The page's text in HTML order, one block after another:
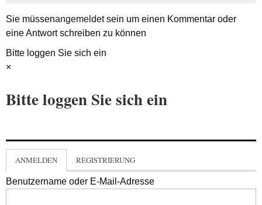
Sie müssenangemeldetsein um einen Kommentar oder
eine Antwort schreiben zu können
Bitte loggen Sie sich ein
×
Bitte loggen Sie sich ein
ANMELDEN REGISTRIERUNG
Benutzername oder E-Mail-Adresse